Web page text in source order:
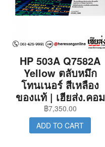
HP 503A Q7582A
Yellow ตลับหมึก
โทนเนอร์ สีเหลือง
ของแท้ | เฮียส่ง.คอม
฿7,350.00
ADD TO CART